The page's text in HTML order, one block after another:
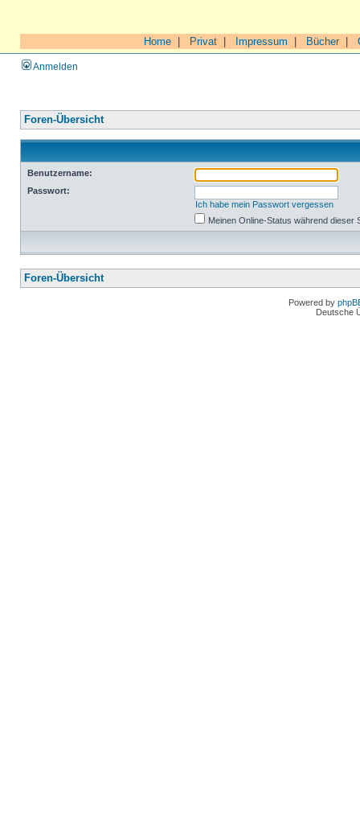
Home Privat Impressum Bücher|
Anmelden
Foren-Übersicht
Benutzername:
Passwort:
Ich habe mein Passwort vergessen
Meinen Online-Status während dieser
Foren-Übersicht
Powered by
Deutsche